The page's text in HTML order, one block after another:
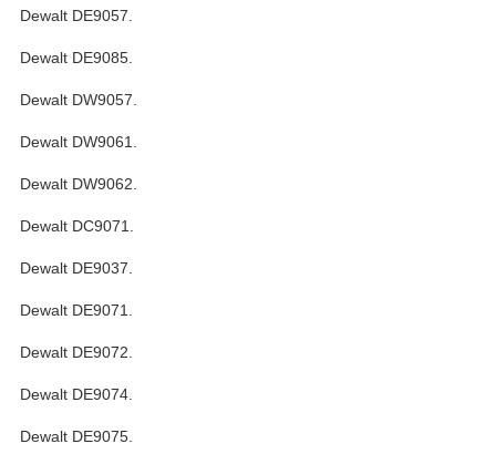
Dewalt DE9057.
Dewalt DE9085.
Dewalt DW9057.
Dewalt DW9061.
Dewalt DW9062.
Dewalt DC9071.
Dewalt DE9037.
Dewalt DE9071.
Dewalt DE9072.
Dewalt DE9074.
Dewalt DE9075.